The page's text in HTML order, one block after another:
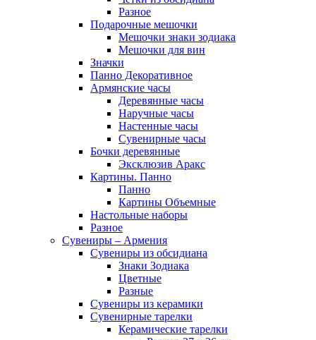
Разное
Подарочные мешочки
Мешочки знаки зодиака
Мешочки для вин
Значки
Панно Декоративное
Армянские часы
Деревянные часы
Наручные часы
Настенные часы
Сувенирные часы
Бочки деревянные
Эксклюзив Аракс
Картины. Панно
Панно
Картины Объемные
Настольные наборы
Разное
Сувениры – Армения
Сувениры из обсидиана
Знаки Зодиака
Цветные
Разные
Сувениры из керамики
Сувенирные тарелки
Керамические тарелки